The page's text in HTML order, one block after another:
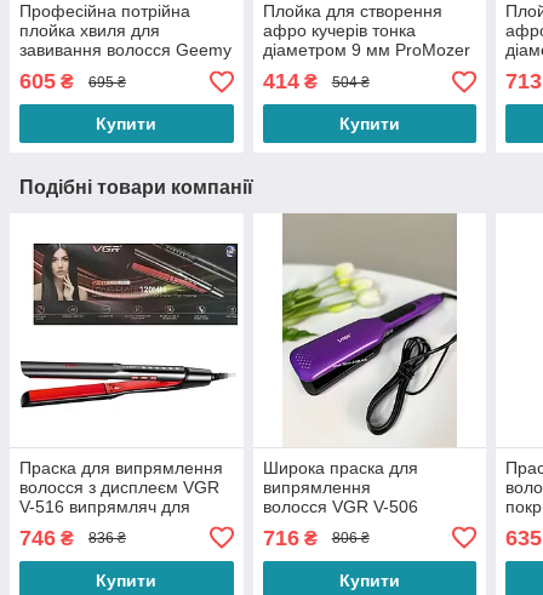
Професійна потрійна
плойка хвиля для
завивання волосся Geemy
GM-1988 щипці діаметром
25 мм
605 ₴ 695 ₴
Купити
Плойка для створення
афро кучерів тонка
діаметром 9 мм ProMozer
MZ-2218 для завивання
волосся
414₴ 504 ₴
Купити
713
Подібні товари компанії
Праска для випрямлення
волосся з дисплеєм VGR
V-516 випрямляч для
волосся потужністю 50 Вт
13 температурних
режимів
746 ₴ 836 ₴
Купити
Широка праска для
випрямлення
волосся VGR V-506
потужністю 55 Вт з LED-
дисплеєм 130-210
градусів Цельсія
фіолетовий
716₴ 806 ₴
Купити
Вт
635